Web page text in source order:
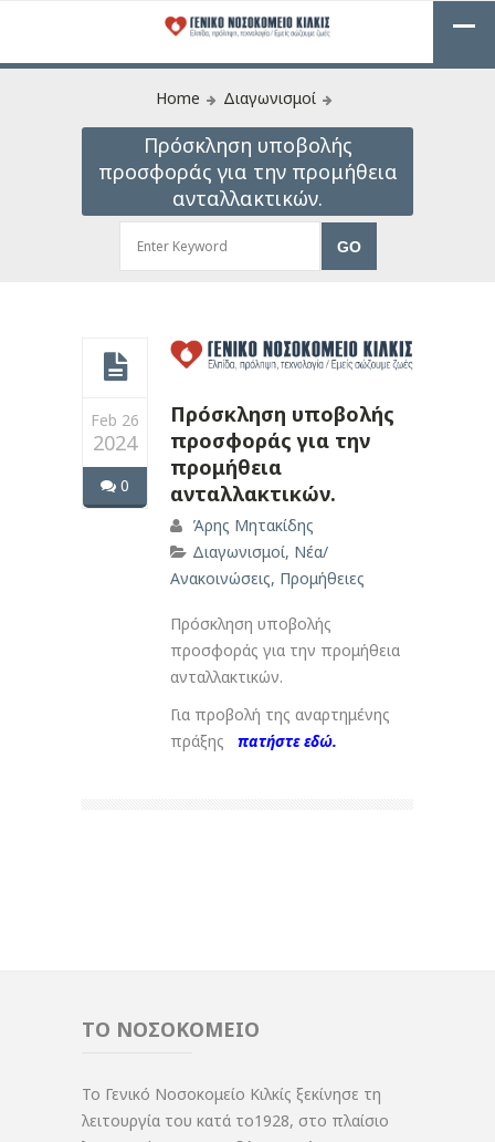
Home Διαγωνισμοί
Πρόσκληση υποβολής
προσφοράς για την προμήθεια
ανταλλακτικών.
Feb 26
2024
0
Πρόσκληση υποβολής
προσφοράς για την
προμήθεια
ανταλλακτικών.
Άρης Μητακίδης
Διαγωνισμοί, Νέα/
Ανακοινώσεις, Προμήθειες
Πρόσκληση υποβολής
προσφοράς για την προμήθεια
ανταλλακτικών.
Για προβολή της αναρτημένης
πράξης
πατήστε εδώ.
ΤΟ ΝΟΣΟΚΟΜΕΙΟ
Το Γενικό Νοσοκομείο Κιλκίς ξεκίνησε τη
λειτουργία του κατά το1928, στο πλαίσιο